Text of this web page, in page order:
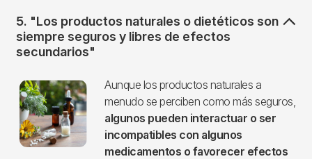
5. "Los productos naturales o dietéticos son
siempre seguros y libres de efectos
secundarios"
Imagen
Aunque los productos naturales a
menudo se perciben como más seguros,
algunos pueden interactuar o ser
incompatibles con algunos
medicamentos o favorecer efectos